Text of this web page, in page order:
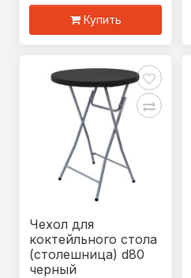
Купить
Чехол для
коктейльного стола
(столешница) d80
черный